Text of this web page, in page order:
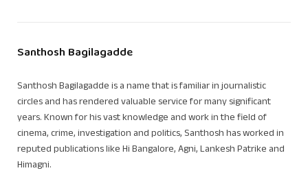
Santhosh Bagilagadde
Santhosh Bagilagadde is a name that is familiar in journalistic
circles and has rendered valuable service for many significant
years. Known for his vast knowledge and work in the field of
cinema, crime, investigation and politics, Santhosh has worked in
reputed publications like Hi Bangalore, Agni, Lankesh Patrike and
Himagni.